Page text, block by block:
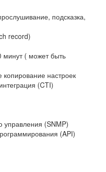
подсказка,
record)
минут ( может быть
копирование настроек
(CTI)
управления (SNMP)
(API)